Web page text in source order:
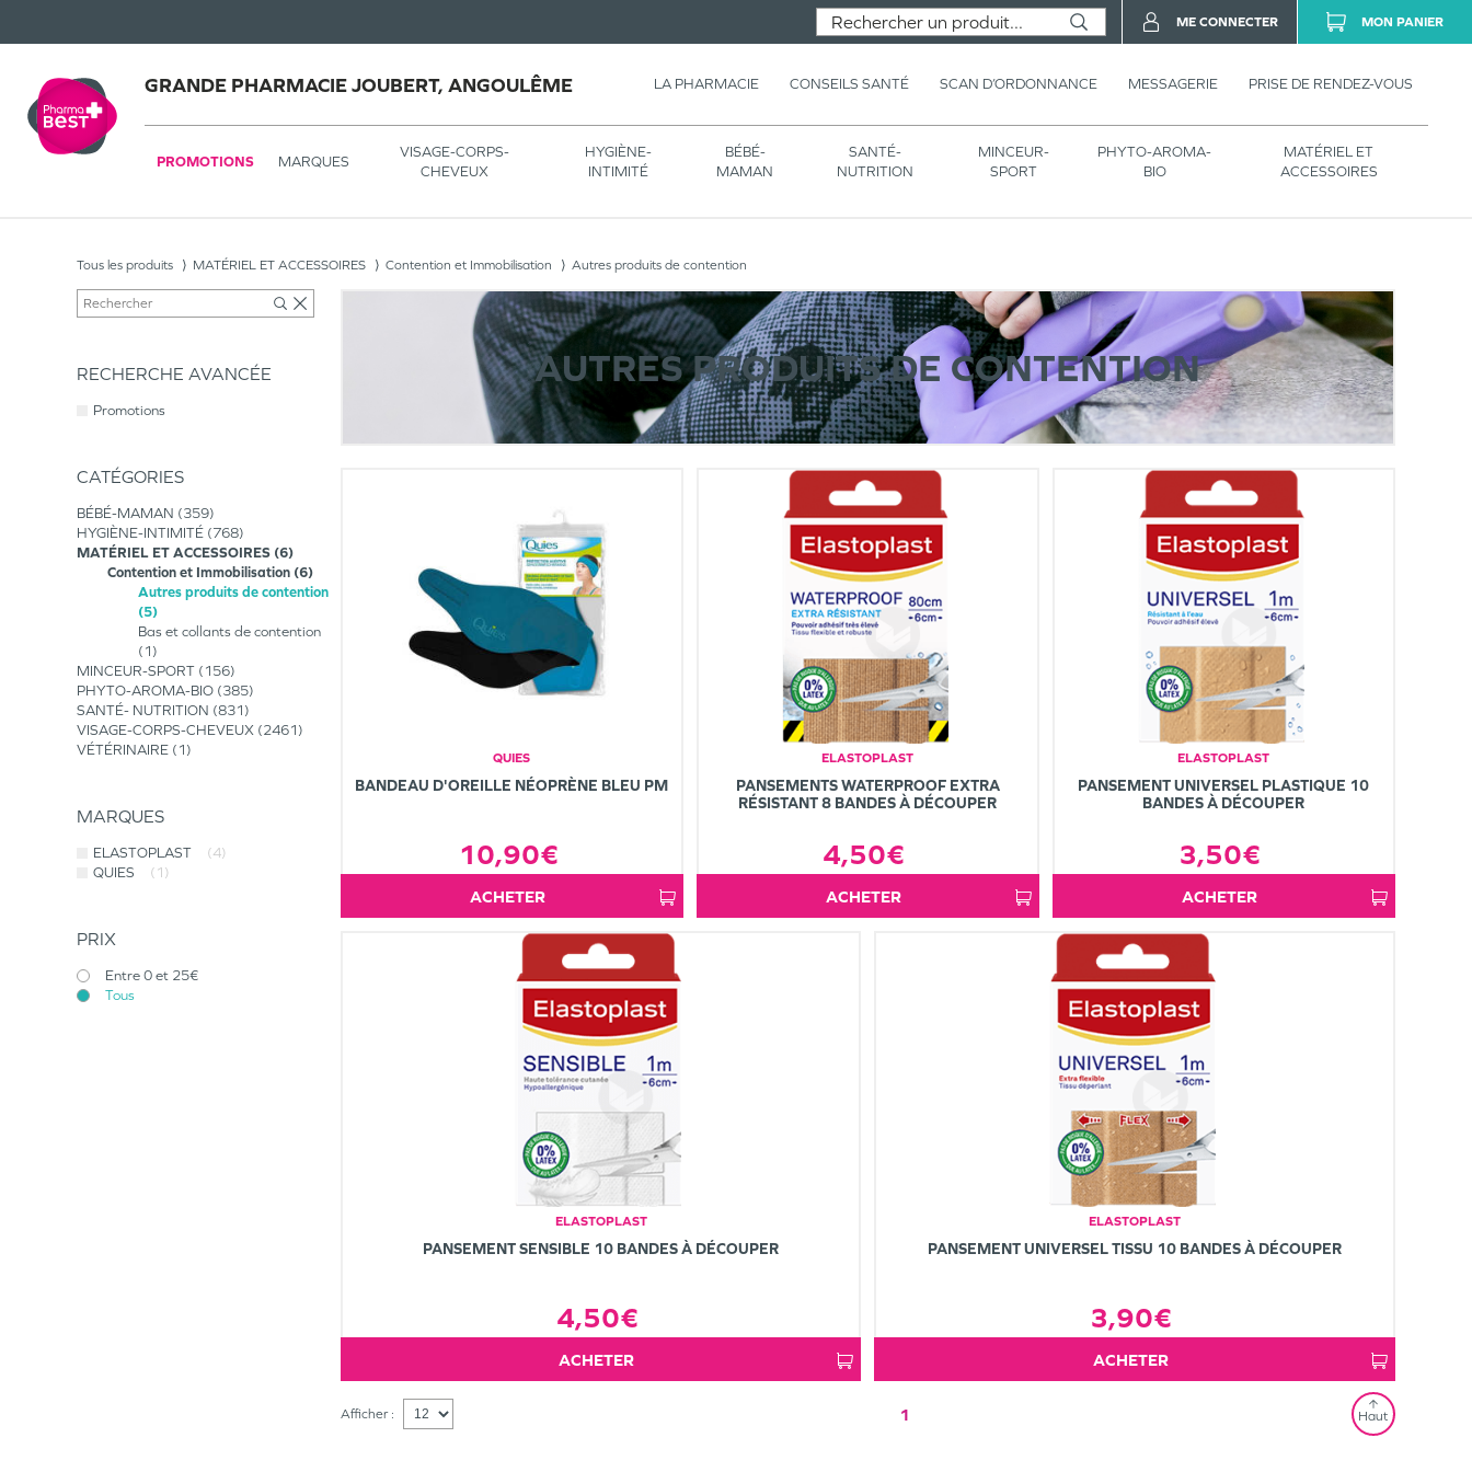
GRANDE PHARMACIE JOUBERT, ANGOULÊME LA PHARMACIE CONSEILS SANTÉ SCAN D’ORDONNANCE MESSAGERIE PRISE DE RENDEZ-VOUS
PROMOTIONS MARQUES
VISAGE-CORPS-
CHEVEUX
HYGIÈNE-
INTIMITÉ
BÉBÉ-
MAMAN
SANTÉ-
NUTRITION
MINCEUR-
SPORT
PHYTO-AROMA-
BIO
MATÉRIEL ET
ACCESSOIRES
ME CONNECTER MON PANIER
Tous les produits MATÉRIEL ET ACCESSOIRES Contention et Immobilisation Autres produits de contention
RECHERCHE AVANCÉE
Promotions
CATÉGORIES
BÉBÉ-MAMAN
359
HYGIÈNE-INTIMITÉ 768
MATÉRIEL ET ACCESSOIRES 6
Contention et Immobilisation 6
Autres produits de contention
5
Bas et collants de contention
1
MINCEUR-SPORT
156
PHYTO-AROMA-BIO 385
SANTÉ- NUTRITION 831
VISAGE-CORPS-CHEVEUX 2461
VÉTÉRINAIRE
1
MARQUES
ELASTOPLAST
(4)
QUIES
(1)
PRIX
Entre 0 et 25€
Tous
AUTRES PRODUITS DE CONTENTION
QUIES
BANDEAU D'OREILLE NÉOPRÈNE BLEU PM
10,90€
ACHETER
ELASTOPLAST
PANSEMENTS WATERPROOF EXTRA
RÉSISTANT 8 BANDES À DÉCOUPER
4,50€
ACHETER
ELASTOPLAST
PANSEMENT UNIVERSEL PLASTIQUE 10
BANDES À DÉCOUPER
3,50€
ACHETER
ELASTOPLAST
PANSEMENT SENSIBLE 10 BANDES À DÉCOUPER
4,50€
ACHETER
ELASTOPLAST
PANSEMENT UNIVERSEL TISSU 10 BANDES À DÉCOUPER
3,90€
ACHETER
Afficher : 1 Haut